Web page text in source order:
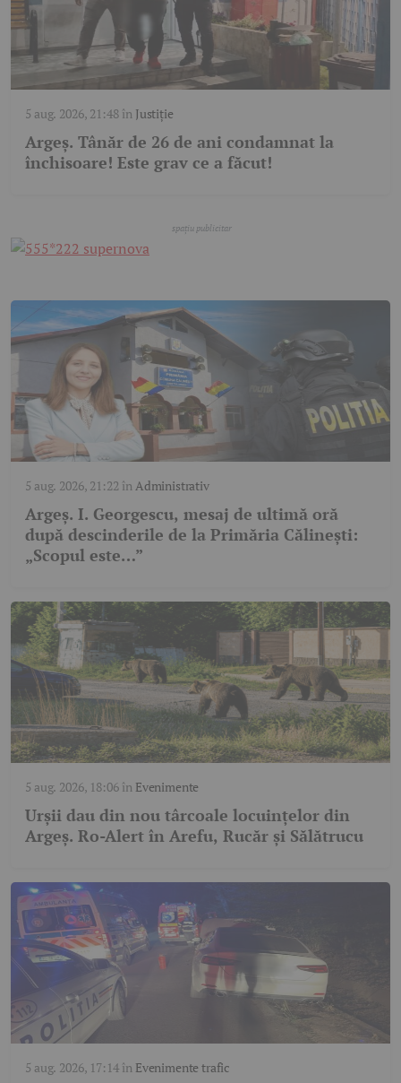
5 aug. 2026, 21:48în Justiție
Argeș. Tânăr de 26 de ani condamnat la
închisoare! Este grav ce a făcut!
5 aug. 2026, 21:22 în Administrativ
Argeș. I. Georgescu, mesaj de ultimă oră
după descinderile de la Primăria Călinești:
„Scopul este…”
5 aug. 2026, 18:06în Evenimente
Urșii dau din nou târcoale locuințelor din
Argeș. Ro-Alert în Arefu, Rucăr și Sălătrucu
5 aug. 2026, 17:14în Evenimente trafic